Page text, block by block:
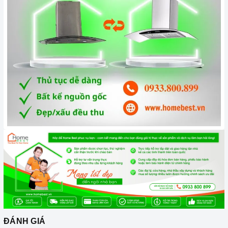
3. Tại sao nên chọn mua sản phẩm tại Home Best?
Cam kết hàng chính hãng:Chúng tôi cam kết cung cấp sản
phẩm chính hãng 100%, có nguồn gốc, xuất xứ và chứng từ
rõ ràng.
lắp đặt, chế độ bảo hành chính hãng, hậu mãi chuyên
nghiệp, đảm bảo rằng quý khách sẽ có trải nghiệm tuyệt vời
và không gặp bất kỳ khó khăn nào trong quá trình sử dụng
sản phẩm.
Vận chuyển lắp đặt nhanh chóng:Đội ngũ tư vấn viên,
nhân viên và kỹ thuật viên chuyên nghiệp, tận tâm sẽ đồng
hành cùng quý khách trong quá trình mua sắm và sử dụng
sản phẩm.
ĐÁNH GIÁ